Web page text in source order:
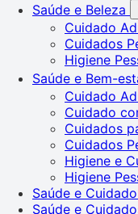
Saúde e Beleza
Cuidado
Cuidados
Higiene
Saúde e Bem-
Cuidado
Cuidado
Cuidados
Cuidados
Higiene e
Higiene
Saúde e
Saúde e